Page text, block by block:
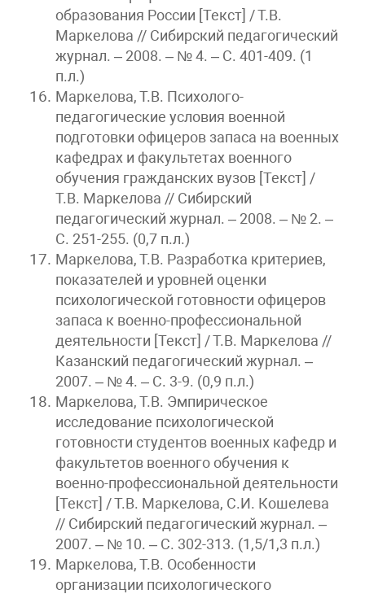
образования России [Текст] / Т.В.
Маркелова // Сибирский педагогический
журнал. – 2008. – № 4. – С. 401-409. (1
п.л.)
Маркелова, Т.В. Психолого-
педагогические условия военной
подготовки офицеров запаса на военных
кафедрах и факультетах военного
обучения гражданских вузов [Текст] /
Т.В. Маркелова // Сибирский
педагогический журнал. – 2008. – № 2. –
С. 251-255. (0,7 п.л.)
Маркелова, Т.В. Разработка критериев,
показателей и уровней оценки
психологической готовности офицеров
запаса к военно-профессиональной
деятельности [Текст] / Т.В. Маркелова //
Казанский педагогический журнал. –
2007. – № 4. – С. 3-9. (0,9 п.л.)
Маркелова, Т.В. Эмпирическое
исследование психологической
готовности студентов военных кафедр и
факультетов военного обучения к
военно-профессиональной деятельности
[Текст] / Т.В. Маркелова, С.И. Кошелева
// Сибирский педагогический журнал. –
2007. – № 10. – С. 302-313. (1,5/1,3 п.л.)
Маркелова, Т.В. Особенности
организации психологического